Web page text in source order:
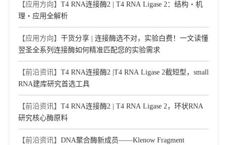
【应用方向】 T4 RNA连接酶2 | T4 RNA Ligase 2：结构・机
理・应用全解析
【应用方向】 干货分享 | 连接酶选不对，实验白费！一文读懂
翌圣全系列连接酶如何精准匹配您的实验需求​
【前沿资讯】 T4 RNA连接酶2 |T4 RNA Ligase 2截短型，small
RNA建库研究首选工具
【前沿资讯】 T4 RNA连接酶2 | T4 RNA Ligase 2，环状RNA
研究核心酶原料
【前沿资讯】 DNA聚合酶新成员——Klenow Fragment